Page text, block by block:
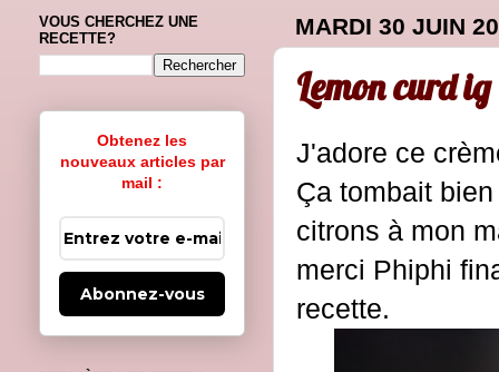
MARDI 30 JUIN
Lemon curd
J'adore ce
Ça tombait
citrons à mon
merci Phiphi
recette.
VOUS CHERCHEZ UNE
RECETTE?
Obtenez les
nouveaux articles par
mail :
Abonnez-vous